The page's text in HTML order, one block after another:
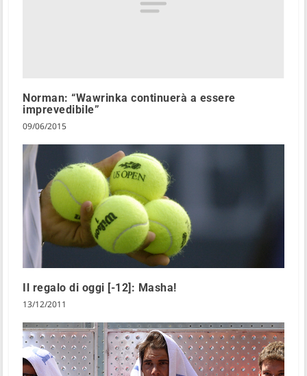
Norman: “Wawrinka continuerà a essere
imprevedibile”
09/06/2015
Il regalo di oggi [-12]: Masha!
13/12/2011